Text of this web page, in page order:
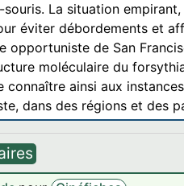
La situation
éviter débordements et
opportuniste de San
moléculaire du
ainsi aux
dans des régions et des